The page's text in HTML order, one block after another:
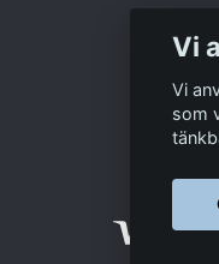
Vi
Vi
som